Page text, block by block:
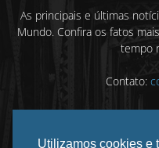
Utilizamos cookies e
As principais e últimas
Mundo. Confira os fatos
tempo
Contato: